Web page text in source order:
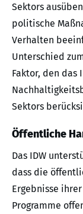
Sektors
politische
Verhalten
Unterschied
Faktor, den das
Sektors
Öffentliche
Das IDW
dass die
Ergebnisse
Programme